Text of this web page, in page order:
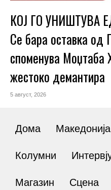
КОЈ ГО УНИШТУВА
Се бара оставка од
споменува Моџтаба
жестоко демантира
5 август, 2026
Дома Македонија
Колумни
Магазин Сцена